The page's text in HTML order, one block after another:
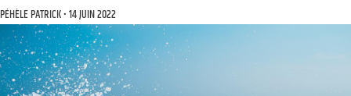
PÉHÈLE PATRICK 14 JUIN 2022